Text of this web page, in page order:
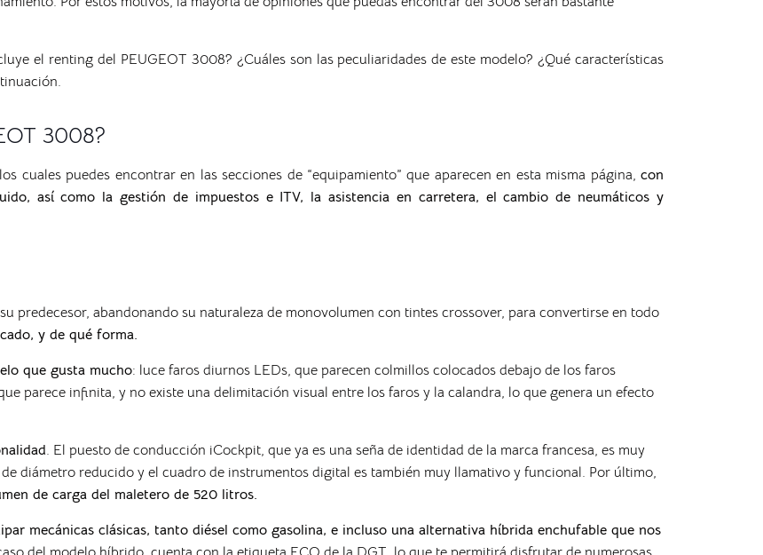
el renting del PEUGEOT 3008? ¿Cuáles son las peculiaridades de este modelo? ¿Qué características
3008?
cuales puedes encontrar en las secciones de “equipamiento” que aparecen en esta misma página, con
así como la gestión de impuestos e ITV, la asistencia en carretera, el cambio de neumáticos y
predecesor, abandonando su naturaleza de monovolumen con tintes crossover, para convertirse en todo
y de qué forma.
que gusta mucho: luce faros diurnos LEDs, que parecen colmillos colocados debajo de los faros
parece infinita, y no existe una delimitación visual entre los faros y la calandra, lo que genera un efecto
. El puesto de conducción iCockpit, que ya es una seña de identidad de la marca francesa, es muy
diámetro reducido y el cuadro de instrumentos digital es también muy llamativo y funcional. Por último,
de carga del maletero de 520 litros.
mecánicas clásicas, tanto diésel como gasolina, e incluso una alternativa híbrida enchufable que nos